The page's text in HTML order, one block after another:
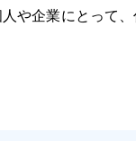
や企業にとって